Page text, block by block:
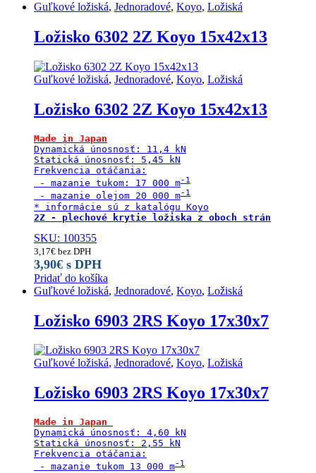
Guľkové ložiská, Jednoradové, Koyo, Ložiská
Ložisko 6302 2Z Koyo 15x42x13
Guľkové ložiská, Jednoradové, Koyo, Ložiská
Ložisko 6302 2Z Koyo 15x42x13
Made in Japan
Dynamická únosnosť: 11,4 kN
Statická únosnosť: 5,45 kN
Frekvencia otáčania:
- mazanie tukom: 17 000 m
- mazanie olejom 20 000 m
2Z - plechové krytie ložiska z oboch strán
SKU: 100355
3,17€ bez DPH
3,90€ s DPH
Pridať do košíka
Guľkové ložiská, Jednoradové, Koyo, Ložiská
Ložisko 6903 2RS Koyo 17x30x7
Guľkové ložiská, Jednoradové, Koyo, Ložiská
Ložisko 6903 2RS Koyo 17x30x7
Made in Japan
Dynamická únosnosť: 4,60 kN
Statická únosnosť: 2,55 kN
Frekvencia otáčania:
- mazanie tukom 13 000 m